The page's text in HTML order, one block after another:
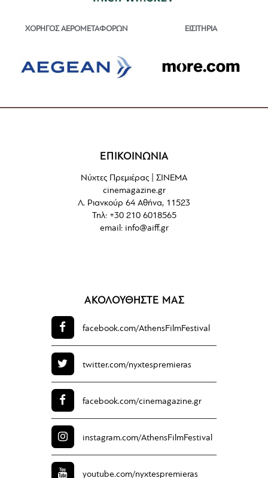
ΧΟΡΗΓΟΣ ΑΕΡΟΜΕΤΑΦΟΡΩΝ ΕΙΣΙΤΗΡΙΑ
ΕΠΙΚΟΙΝΩΝΙΑ
Νύχτες Πρεμιέρας | ΣΙΝΕΜΑ
cinemagazine.gr
Λ. Ριανκούρ 64 Αθήνα, 11523
Τηλ: +30 210 6018565
email: info@aiff.gr
ΑΚΟΛΟΥΘΗΣΤΕ ΜΑΣ
facebook.com/AthensFilmFestival
twitter.com/nyxtespremieras
facebook.com/cinemagazine.gr
instagram.com/AthensFilmFestival
youtube.com/nyxtespremieras